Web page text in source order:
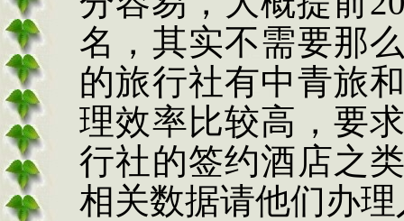
名，其实不需要那
的旅行社有中青旅
理效率比较高，要
行社的签约酒店之
相关数据请他们办